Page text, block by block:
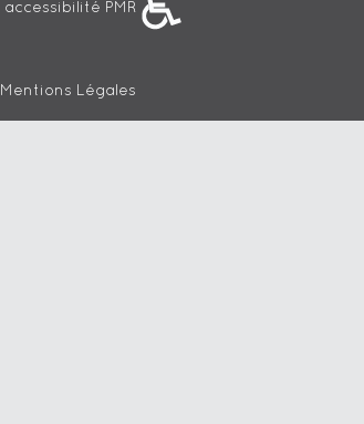
accessibilité PMR
Mentions Légales